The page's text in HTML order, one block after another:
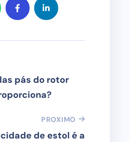
pás do rotor
PROXIMO
de estol é a